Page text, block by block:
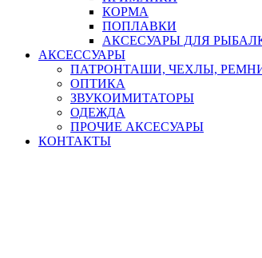
КОРМА
ПОПЛАВКИ
АКСЕСУАРЫ ДЛЯ
АКСЕССУАРЫ
ПАТРОНТАШИ, ЧЕХЛЫ,
ОПТИКА
ЗВУКОИМИТАТОРЫ
ОДЕЖДА
ПРОЧИЕ АКСЕСУАРЫ
КОНТАКТЫ